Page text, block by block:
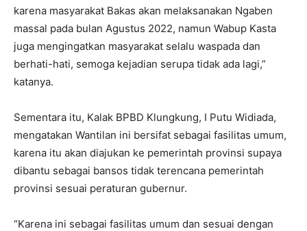
karena masyarakat Bakas akan melaksanakan Ngaben
massal pada bulan Agustus 2022, namun Wabup Kasta
juga mengingatkan masyarakat selalu waspada dan
berhati-hati, semoga kejadian serupa tidak ada lagi,”
katanya.
Sementara itu, Kalak BPBD Klungkung, I Putu Widiada,
mengatakan Wantilan ini bersifat sebagai fasilitas umum,
karena itu akan diajukan ke pemerintah provinsi supaya
dibantu sebagai bansos tidak terencana pemerintah
provinsi sesuai peraturan gubernur.
“Karena ini sebagai fasilitas umum dan sesuai dengan